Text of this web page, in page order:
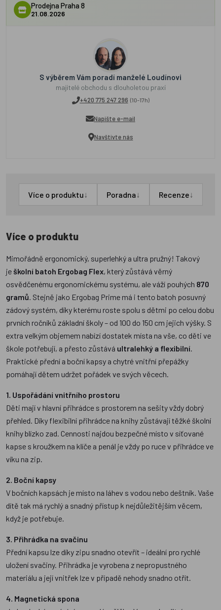
Prodejna Praha 8
21.08.2026
S výběrem Vám poradí manželé Loudínovi
majitelé obchodu s dlouholetou praxí
+420 775 247 296 (10-17h)
Napište e-mail
Navštivte nás
Více o produktu↓ Poradna↓ Recenze↓
Více o produktu
Mimořádně ergonomický, superlehký a ultra pružný! Takový
ješkolní batoh Ergobag Flex, který zůstává věrný
osvědčenému ergonomickému systému, ale váží pouhých 870
gramů. Stejně jako Ergobag Prime má i tento batoh posuvný
zádový systém, díky kterému roste spolu s dětmi po celou dobu
prvních ročníků základní školy – od 100 do 150 cm jejich výšky. S
extra velkým objemem nabízí dostatek místa na vše, co děti ve
škole potřebují, a přesto zůstává ultralehký a flexibilní.
Praktické přední a boční kapsy a chytré vnitřní přepážky
pomáhají dětem udržet pořádek ve svých věcech.
1. Uspořádání vnitřního prostoru
Děti mají v hlavní přihrádce s prostorem na sešity vždy dobrý
přehled. Díky flexibilní přihrádce na knihy zůstávají těžké školní
knihy blízko zad. Cennosti najdou bezpečné místo v síťované
kapse s kroužkem na klíče a penál je vždy po ruce v přihrádce ve
víku na zip.
2. Boční kapsy
V bočních kapsách je místo na láhev s vodou nebo deštník. Vaše
dítě tak má rychlý a snadný přístup k nejdůležitějším věcem,
když je potřebuje.
3. Přihrádka na svačinu
Přední kapsu lze díky zipu snadno otevřít – ideální pro rychlé
uložení svačiny. Přihrádka je vyrobena z nepropustného
materiálu a její vnitřek lze v případě nehody snadno otřít.
4. Magnetická spona